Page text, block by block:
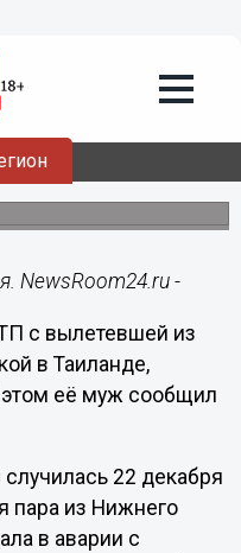
в Россию
операций для
NewsRoom24.ru -
с вылетевшей из
в Таиланде,
её муж сообщил
22 декабря
пара из Нижнего
в аварии с